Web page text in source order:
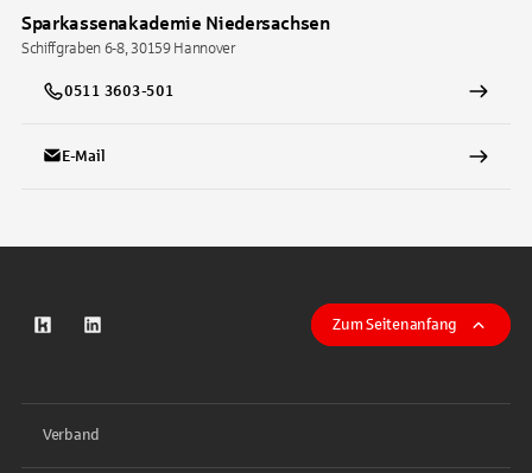
Sparkassenakademie Niedersachsen
Schiffgraben 6-8, 30159 Hannover
0511 3603-501
E-Mail
zum Kununu-Profil
zum LinkeIn-Profil
Zum Seitenanfang
Verband